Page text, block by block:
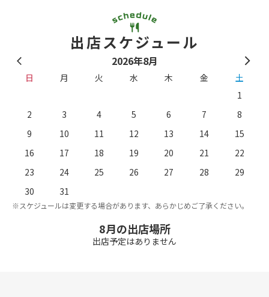
出店スケジュール
2026年8月
日 月 火 水 木 金
土
1
2
3 4 5 6 7
8
9
10 11 12 13 14
15
16
17 18 19 20 21
22
23
24 25 26 27 28
29
30
31
※スケジュールは変更する場合があります、あらかじめご了承ください。
8月の出店場所
出店予定はありません